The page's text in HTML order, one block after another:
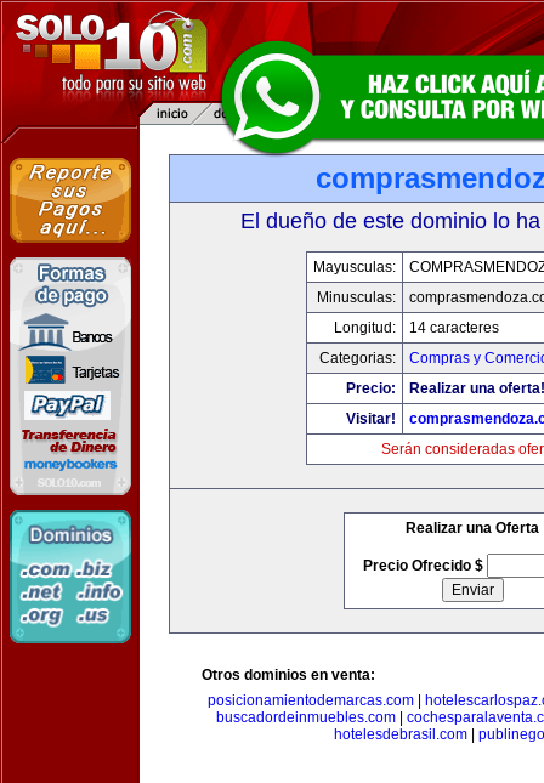
El dueño de este dominio lo
Mayusculas:
Minusculas:
Longitud:
14 caracteres
Categorias:
Compras y
Precio:
Realizar una oferta!
Visitar!
Serán consideradas
Realizar una Oferta
Precio Ofrecido $
Otros dominios en venta:
posicionamientodemarcas.com|
buscadordeinmuebles.com
hotelesdebrasil.com